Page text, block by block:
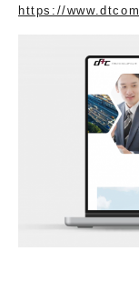
https://